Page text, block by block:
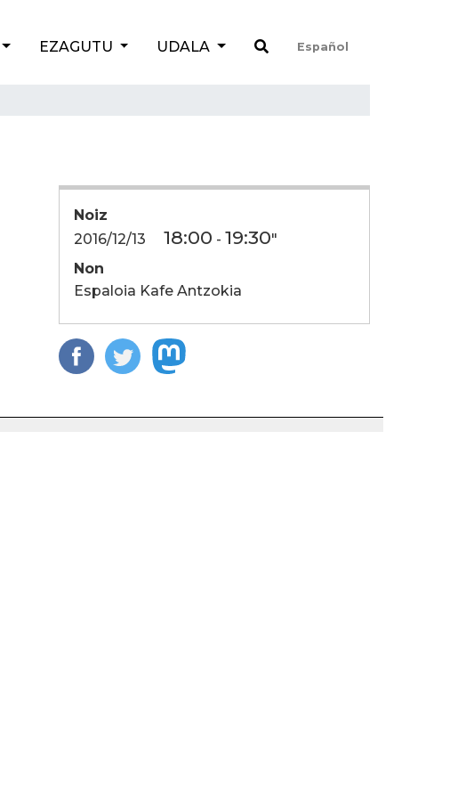
EZAGUTU UDALA Español
Noiz
2016/12/13
18:00 - 19:30"
Non
Espaloia Kafe Antzokia